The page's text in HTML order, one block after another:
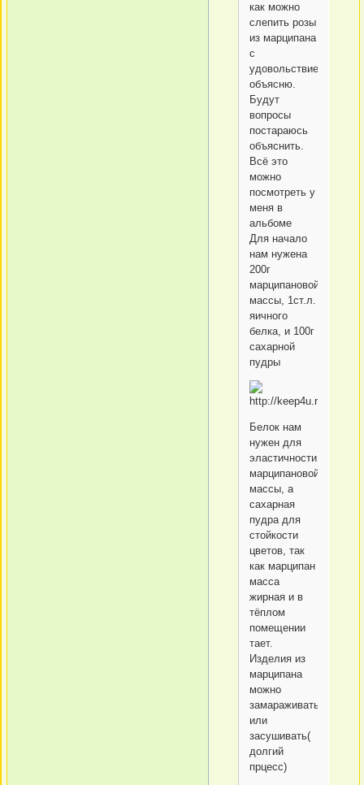
как можно
слепить розы
из марципана
с
удовольствием
объясню.
Будут
вопросы
постараюсь
объяснить.
Всё это
можно
посмотреть у
меня в
альбоме
Для начало
нам нужена
200г
марципановой
массы, 1ст.л.
яичного
белка, и 100г
сахарной
пудры
Белок нам
нужен для
эластичности
марципановой
массы, а
сахарная
пудра для
стойкости
цветов, так
как марципан
масса
жирная и в
тёплом
помещении
тает.
Изделия из
марципана
можно
замараживать
или
засушивать(
долгий
прцесс)